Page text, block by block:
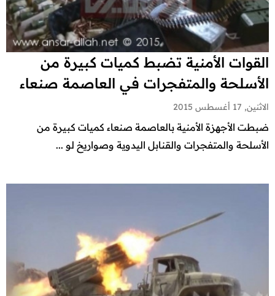
القوات الأمنية تضبط كميات كبيرة من
الأسلحة والمتفجرات في العاصمة صنعاء
الاثنين, 17 أغسطس 2015
ضبطت الأجهزة الأمنية بالعاصمة صنعاء كميات كبيرة من
الأسلحة والمتفجرات والقنابل اليدوية وصواريخ لو ...